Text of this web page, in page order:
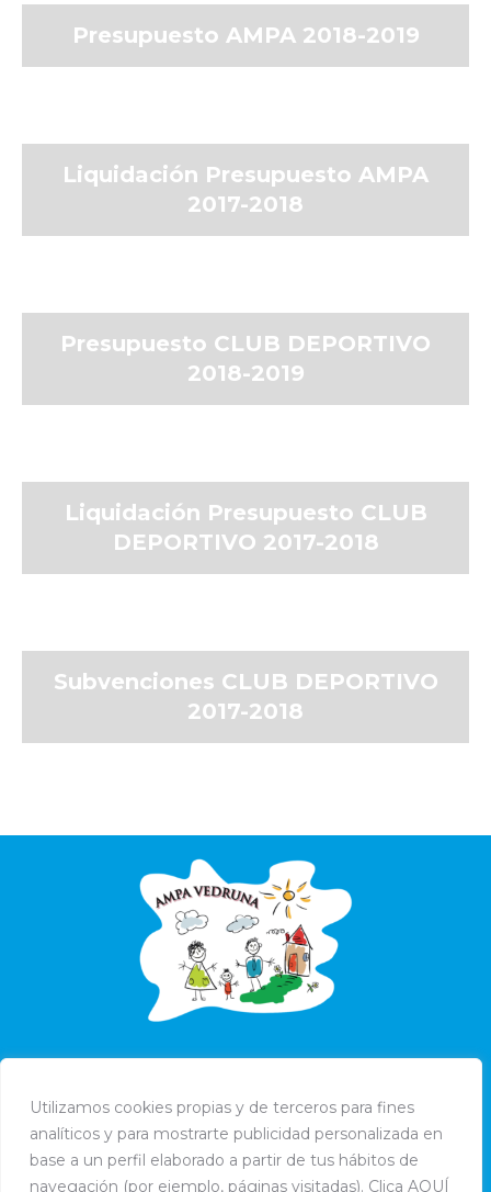
Utilizamos cookies propias y de terceros para fines
analíticos y para mostrarte publicidad personalizada en
base a un perfil elaborado a partir de tus hábitos de
navegación (por ejemplo, páginas visitadas). Clica AQUÍ
Presupuesto AMPA 2018-2019
Liquidación Presupuesto AMPA
2017-2018
Presupuesto CLUB DEPORTIVO
2018-2019
Liquidación Presupuesto CLUB
DEPORTIVO 2017-2018
Subvenciones CLUB DEPORTIVO
2017-2018